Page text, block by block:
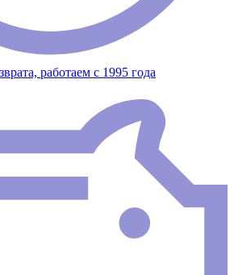
работаем с 1995 года